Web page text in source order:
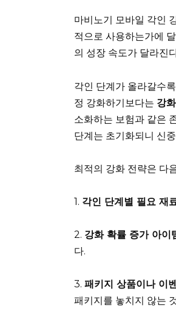
마비노기 모바일 각인
적으로 사용하는가에
의 성장 속도가 달라진
각인 단계가 올라갈수
정 강화하기보다는 강
소화하는 보험과 같은
단계는 초기화되니 신
최적의 강화 전략은 다
1. 각인 단계별 필요 재
2. 강화 확률 증가 아이
다.
3. 패키지 상품이나 이
패키지를 놓치지 않는